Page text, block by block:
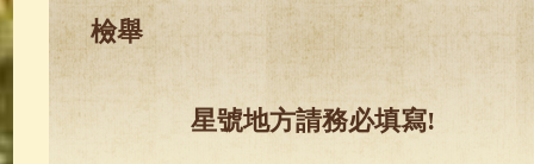
檢舉
星號地方請務必填寫!